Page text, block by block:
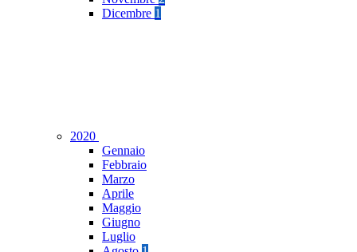
Dicembre 1
2020
Gennaio
Febbraio
Marzo
Aprile
Maggio
Giugno
Luglio